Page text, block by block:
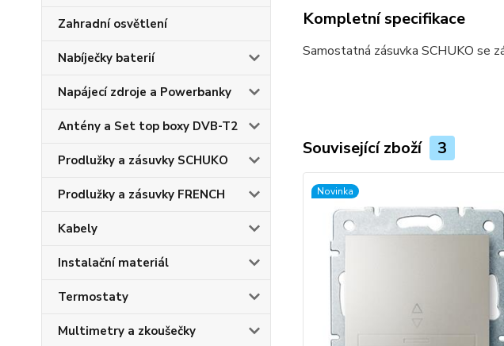
Zahradní osvětlení
Nabíječky baterií
Napájecí zdroje a Powerbanky
Antény a Set top boxy DVB-T2
Prodlužky a zásuvky SCHUKO
Prodlužky a zásuvky FRENCH
Kabely
Instalační materiál
Termostaty
Multimetry a zkoušečky
Kompletní specifikace
Samostatná zásuvka SCHUKO se
Související zboží 3
Novinka